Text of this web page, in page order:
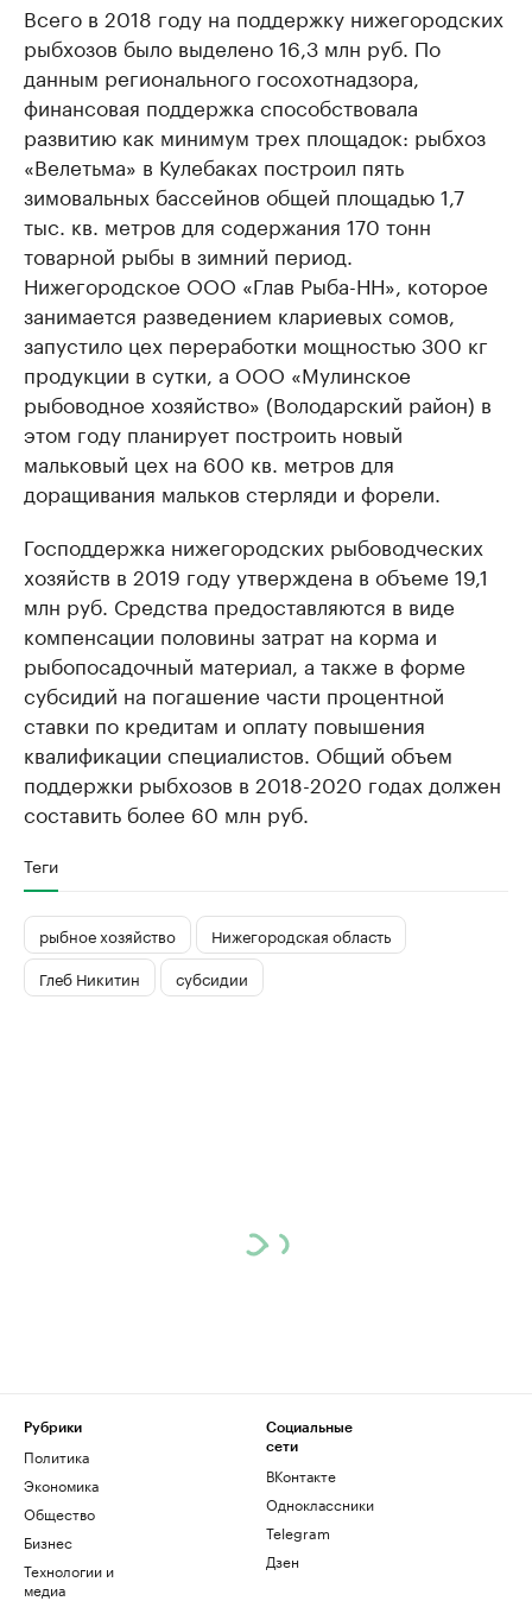
Всего в 2018 году на поддержку нижегородских
рыбхозов было выделено 16,3 млн руб. По
данным регионального госохотнадзора,
финансовая поддержка способствовала
развитию как минимум трех площадок: рыбхоз
«Велетьма» в Кулебаках построил пять
зимовальных бассейнов общей площадью 1,7
тыс. кв. метров для содержания 170 тонн
товарной рыбы в зимний период.
Нижегородское ООО «Глав Рыба-НН», которое
занимается разведением клариевых сомов,
запустило цех переработки мощностью 300 кг
продукции в сутки, а ООО «Мулинское
рыбоводное хозяйство» (Володарский район) в
этом году планирует построить новый
мальковый цех на 600 кв. метров для
доращивания мальков стерляди и форели.
Господдержка нижегородских рыбоводческих
хозяйств в 2019 году утверждена в объеме 19,1
млн руб. Средства предоставляются в виде
компенсации половины затрат на корма и
рыбопосадочный материал, а также в форме
субсидий на погашение части процентной
ставки по кредитам и оплату повышения
квалификации специалистов. Общий объем
поддержки рыбхозов в 2018-2020 годах должен
составить более 60 млн руб.
Теги
рыбное хозяйство
Нижегородская область
Глеб Никитин
субсидии
Рубрики
Политика
Экономика
Общество
Бизнес
Технологии и
медиа
Социальные
сети
ВКонтакте
Одноклассники
Telegram
Дзен